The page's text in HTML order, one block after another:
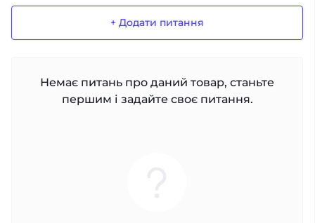
+ Додати питання
Немає питань про даний товар, станьте
першим і задайте своє питання.